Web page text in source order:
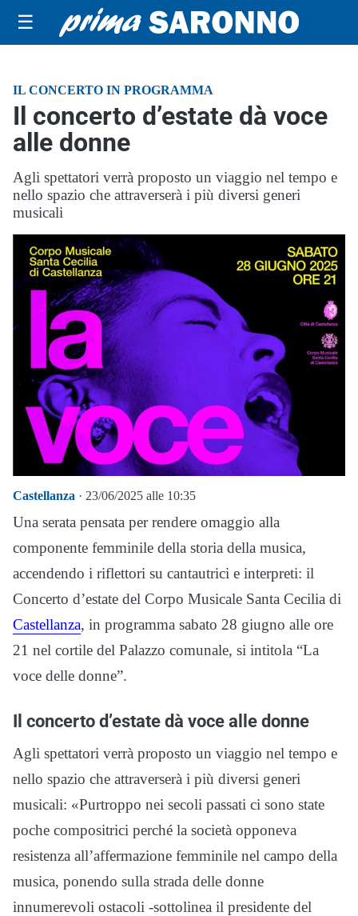
☰
IL CONCERTO IN PROGRAMMA
Il concerto d’estate dà voce
alle donne
Agli spettatori verrà proposto un viaggio nel tempo e
nello spazio che attraverserà i più diversi generi
musicali
Castellanza · 23/06/2025 alle 10:35
Una serata pensata per rendere omaggio alla
componente femminile della storia della musica,
accendendo i riflettori su cantautrici e interpreti: il
Concerto d’estate del Corpo Musicale Santa Cecilia di
Castellanza, in programma sabato 28 giugno alle ore
21 nel cortile del Palazzo comunale, si intitola “La
voce delle donne”.
Il concerto d’estate dà voce alle donne
Agli spettatori verrà proposto un viaggio nel tempo e
nello spazio che attraverserà i più diversi generi
musicali: «Purtroppo nei secoli passati ci sono state
poche compositrici perché la società opponeva
resistenza all’affermazione femminile nel campo della
musica, ponendo sulla strada delle donne
innumerevoli ostacoli -sottolinea il presidente del